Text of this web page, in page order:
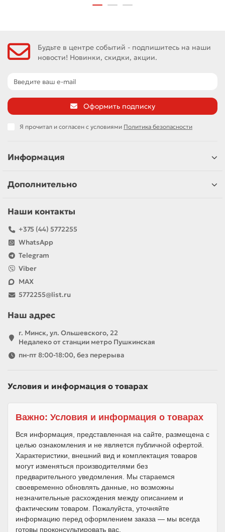
Будьте в центре событий - подпишитесь на наши
новости! Новинки, скидки, акции.
Оформить подписку
Я прочитал и согласен с условиями Политика безопасности
Информация
Дополнительно
Наши контакты
+375 (44) 5772255
WhatsApp
Telegram
Viber
MAX
5772255@list.ru
Наш адрес
г. Минск, ул. Ольшевского, 22
Недалеко от станции метро Пушкинская
пн-пт 8:00-18:00, без перерыва
Условия и информация о товарах
Важно: Условия и информация о товарах
Вся информация, представленная на сайте, размещена с
целью ознакомления и не является публичной офертой.
Характеристики, внешний вид и комплектация товаров
могут изменяться производителями без
предварительного уведомления. Мы стараемся
своевременно обновлять данные, но возможны
незначительные расхождения между описанием и
фактическим товаром. Пожалуйста, уточняйте
информацию перед оформлением заказа — мы всегда
готовы проконсультировать вас.